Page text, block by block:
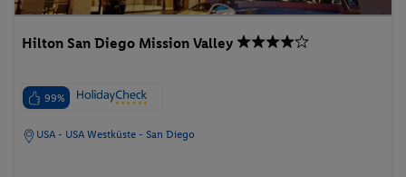
Hilton San Diego Mission Valley
99%
USA - USA Westküste - San Diego